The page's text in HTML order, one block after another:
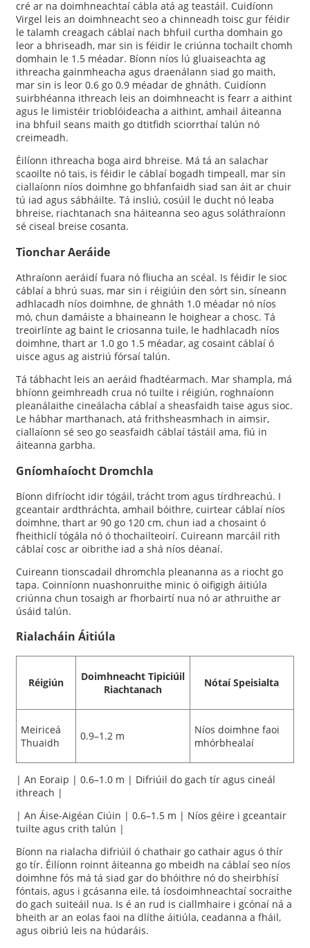
cré ar na doimhneachtaí cábla atá ag teastáil. Cuidíonn
Virgel leis an doimhneacht seo a chinneadh toisc gur féidir
le talamh creagach cáblaí nach bhfuil curtha domhain go
leor a bhriseadh, mar sin is féidir le criúnna tochailt chomh
domhain le 1.5 méadar. Bíonn níos lú gluaiseachta ag
ithreacha gainmheacha agus draenálann siad go maith,
mar sin is leor 0.6 go 0.9 méadar de ghnáth. Cuidíonn
suirbhéanna ithreach leis an doimhneacht is fearr a aithint
agus le limistéir trioblóideacha a aithint, amhail áiteanna
ina bhfuil seans maith go dtitfidh sciorrthaí talún nó
creimeadh.
Éilíonn ithreacha boga aird bhreise. Má tá an salachar
scaoilte nó tais, is féidir le cáblaí bogadh timpeall, mar sin
ciallaíonn níos doimhne go bhfanfaidh siad san áit ar chuir
tú iad agus sábháilte. Tá insliú, cosúil le ducht nó leaba
bhreise, riachtanach sna háiteanna seo agus soláthraíonn
sé ciseal breise cosanta.
Tionchar Aeráide
Athraíonn aeráidí fuara nó fliucha an scéal. Is féidir le sioc
cáblaí a bhrú suas, mar sin i réigiúin den sórt sin, síneann
adhlacadh níos doimhne, de ghnáth 1.0 méadar nó níos
mó, chun damáiste a bhaineann le hoighear a chosc. Tá
treoirlínte ag baint le criosanna tuile, le hadhlacadh níos
doimhne, thart ar 1.0 go 1.5 méadar, ag cosaint cáblaí ó
uisce agus ag aistriú fórsaí talún.
Tá tábhacht leis an aeráid fhadtéarmach. Mar shampla, má
bhíonn geimhreadh crua nó tuilte i réigiún, roghnaíonn
pleanálaithe cineálacha cáblaí a sheasfaidh taise agus sioc.
Le hábhar marthanach, atá frithsheasmhach in aimsir,
ciallaíonn sé seo go seasfaidh cáblaí tástáil ama, fiú in
áiteanna garbha.
Gníomhaíocht Dromchla
Bíonn difríocht idir tógáil, trácht trom agus tírdhreachú. I
gceantair ardthráchta, amhail bóithre, cuirtear cáblaí níos
doimhne, thart ar 90 go 120 cm, chun iad a chosaint ó
fheithiclí tógála nó ó thochailteoirí. Cuireann marcáil rith
cáblaí cosc ​​ar oibrithe iad a shá níos déanaí.
Cuireann tionscadail dhromchla pleananna as a riocht go
tapa. Coinníonn nuashonruithe minic ó oifigigh áitiúla
criúnna chun tosaigh ar fhorbairtí nua nó ar athruithe ar
úsáid talún.
Rialacháin Áitiúla
Réigiún
Doimhneacht Tipiciúil
Riachtanach
Nótaí Speisialta
Meiriceá
Thuaidh
0.9–1.2 m
Níos doimhne faoi
mhórbhealaí
| An Eoraip | 0.6–1.0 m | Difriúil do gach tír agus cineál
ithreach |
| An Áise-Aigéan Ciúin | 0.6–1.5 m | Níos géire i gceantair
tuilte agus crith talún |
Bíonn na rialacha difriúil ó chathair go cathair agus ó thír
go tír. Éilíonn roinnt áiteanna go mbeidh na cáblaí seo níos
doimhne fós má tá siad gar do bhóithre nó do sheirbhísí
fóntais, agus i gcásanna eile, tá íosdoimhneachtaí socraithe
do gach suiteáil nua. Is é an rud is ciallmhaire i gcónaí ná a
bheith ar an eolas faoi na dlíthe áitiúla, ceadanna a fháil,
agus oibriú leis na húdaráis.